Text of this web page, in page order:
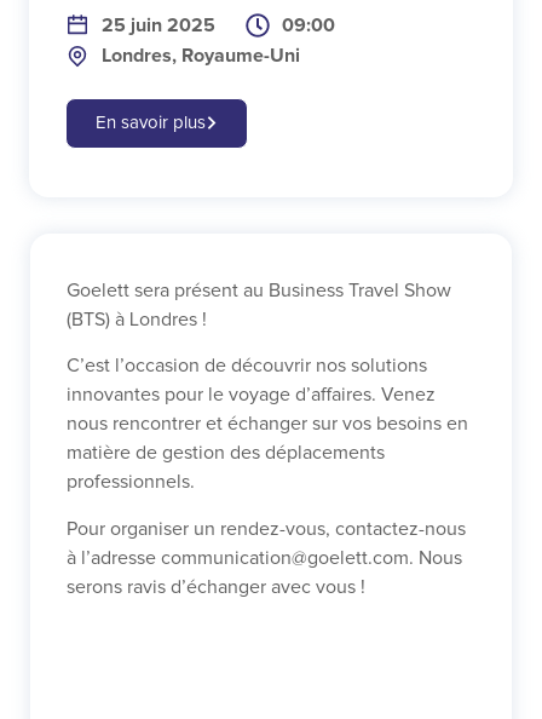
25 juin 2025
09:00
Londres, Royaume-Uni
En savoir plus
Goelett sera présent au Business Travel Show
(BTS) à Londres !
C’est l’occasion de découvrir nos solutions
innovantes pour le voyage d’affaires. Venez
nous rencontrer et échanger sur vos besoins en
matière de gestion des déplacements
professionnels.
Pour organiser un rendez-vous, contactez-nous
à l’adresse communication@goelett.com. Nous
serons ravis d’échanger avec vous !